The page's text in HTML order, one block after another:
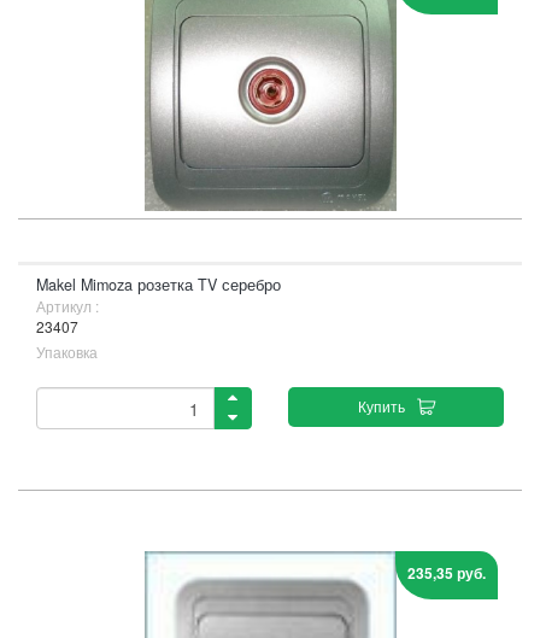
Makel Mimoza розетка TV серебро
Артикул :
23407
Упаковка
Купить
235,35 руб.